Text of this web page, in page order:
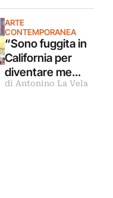
Galliani
ARTE
CONTEMPORANEA
“Sono fuggita in
California per
diventare me
stessa”.
di Antonino La Vela